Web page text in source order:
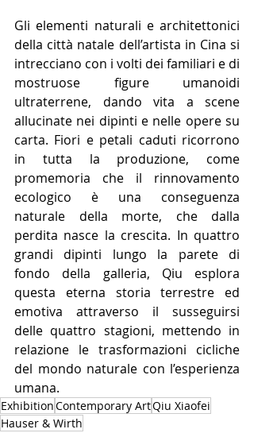
Gli elementi naturali e architettonici
della città natale dell’artista in Cina si
intrecciano con i volti dei familiari e di
mostruose figure umanoidi
ultraterrene, dando vita a scene
allucinate nei dipinti e nelle opere su
carta. Fiori e petali caduti ricorrono
in tutta la produzione, come
promemoria che il rinnovamento
ecologico è una conseguenza
naturale della morte, che dalla
perdita nasce la crescita. In quattro
grandi dipinti lungo la parete di
fondo della galleria, Qiu esplora
questa eterna storia terrestre ed
emotiva attraverso il susseguirsi
delle quattro stagioni, mettendo in
relazione le trasformazioni cicliche
del mondo naturale con l’esperienza
umana.
ExhibitionContemporary ArtQiu Xiaofei
Hauser & Wirth